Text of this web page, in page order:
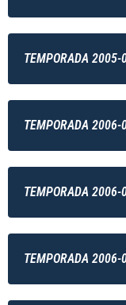
TEMPORADA 2005-
TEMPORADA 2006-
TEMPORADA 2006-
TEMPORADA 2006-